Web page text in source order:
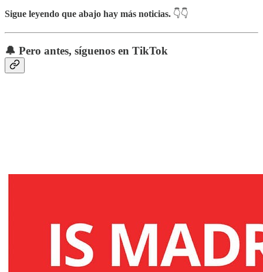
Sigue leyendo que abajo hay más noticias. 👇👇
🔔 Pero antes, síguenos en TikTok